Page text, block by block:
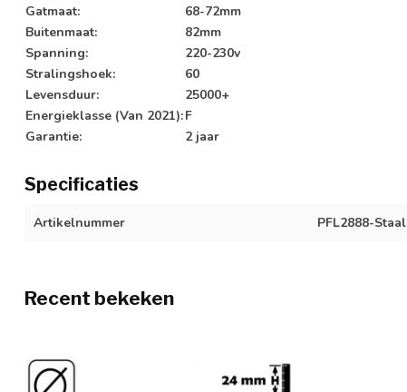
Gatmaat:
68-72mm
Buitenmaat:
82mm
Spanning:
220-230v
Stralingshoek:
60
Levensduur:
25000+
Energieklasse (Van 2021):F
Garantie:
2 jaar
Specificaties
Artikelnummer PFL2888-Staal
Recent bekeken